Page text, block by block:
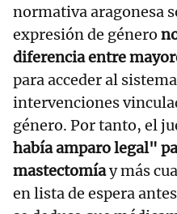
normativa aragonesa
expresión de género
diferencia entre
para acceder al
intervenciones
género. Por tanto, el
había amparo legal"
mastectomíay más
en lista de espera